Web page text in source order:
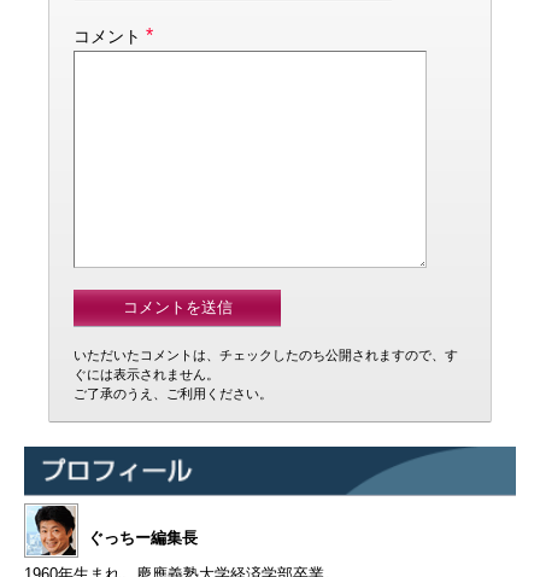
コメント *
いただいたコメントは、チェックしたのち公開されますので、す
ぐには表示されません。
ご了承のうえ、ご利用ください。
ぐっちー編集長